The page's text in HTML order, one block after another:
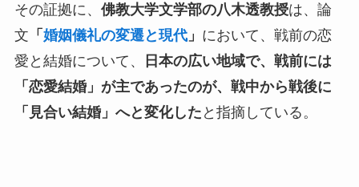
その証拠に、 佛教大学文学部の八木透教授は、論
文 「 婚姻儀礼の変遷と現代」 において、戦前の恋
愛と結婚について、
日本の広い地域で、戦前には
「恋愛結婚」が主であったのが、戦中から戦後に
「見合い結婚」へと変化した と指摘している。